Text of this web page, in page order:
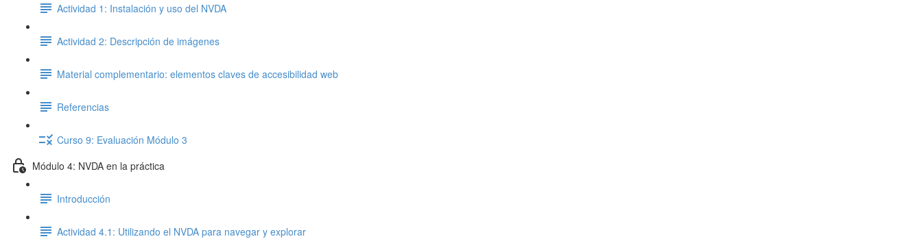
Actividad 1: Instalación y uso del NVDA
Actividad 2: Descripción de imágenes
Material complementario: elementos claves de accesibilidad web
Referencias
Curso 9: Evaluación Módulo 3
Módulo 4: NVDA en la práctica
Introducción
Actividad 4.1: Utilizando el NVDA para navegar y explorar